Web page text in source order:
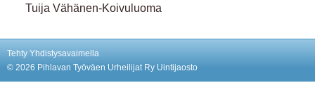
Tuija Vähänen-Koivuluoma
Tehty Yhdistysavaimella
© 2026 Pihlavan Työväen Urheilijat Ry Uintijaosto